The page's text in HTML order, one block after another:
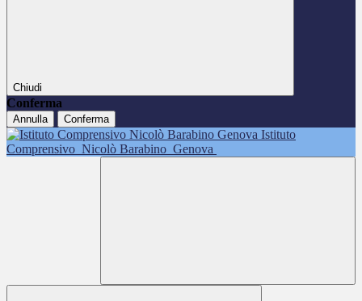
Chiudi
Conferma
Annulla Conferma
Istituto
Comprensivo Nicolò Barabino Genova